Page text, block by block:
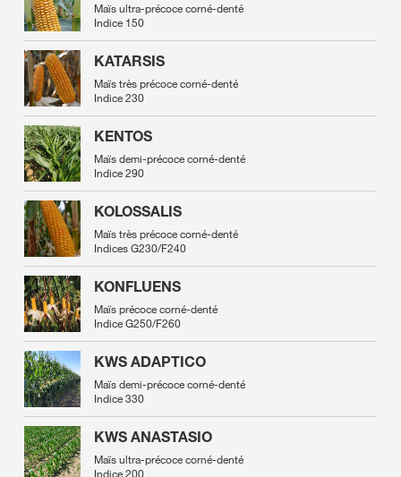
Maïs ultra-précoce corné-denté
Indice 150
KATARSIS
Maïs très précoce corné-denté
Indice 230
KENTOS
Maïs demi-précoce corné-denté
Indice 290
KOLOSSALIS
Maïs très précoce corné-denté
Indices G230/F240
KONFLUENS
Maïs précoce corné-denté
Indice G250/F260
KWS ADAPTICO
Maïs demi-précoce corné-denté
Indice 330
KWS ANASTASIO
Maïs ultra-précoce corné-denté
Indice 200